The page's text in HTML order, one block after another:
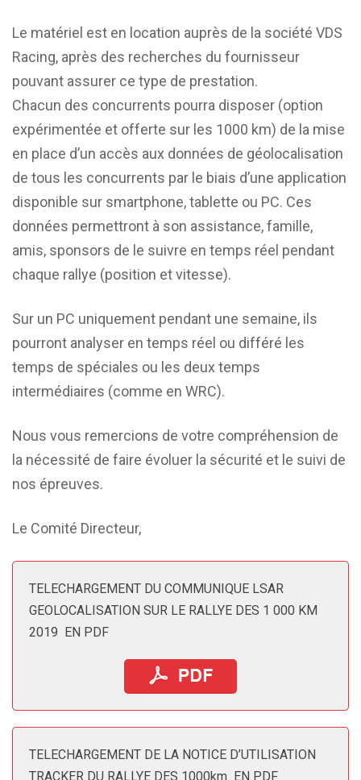
Le matériel est en location auprès de la société VDS
Racing, après des recherches du fournisseur
pouvant assurer ce type de prestation.
Chacun des concurrents pourra disposer (option
expérimentée et offerte sur les 1000 km) de la mise
en place d’un accès aux données de géolocalisation
de tous les concurrents par le biais d’une application
disponible sur smartphone, tablette ou PC. Ces
données permettront à son assistance, famille,
amis, sponsors de le suivre en temps réel pendant
chaque rallye (position et vitesse).
Sur un PC uniquement pendant une semaine, ils
pourront analyser en temps réel ou différé les
temps de spéciales ou les deux temps
intermédiaires (comme en WRC).
Nous vous remercions de votre compréhension de
la nécessité de faire évoluer la sécurité et le suivi de
nos épreuves.
Le Comité Directeur,
TELECHARGEMENT DU COMMUNIQUE LSAR
GEOLOCALISATION SUR LE RALLYE DES 1 000 KM
2019 EN PDF
TELECHARGEMENT DE LA NOTICE D’UTILISATION
TRACKER DU RALLYE DES 1000km EN PDF